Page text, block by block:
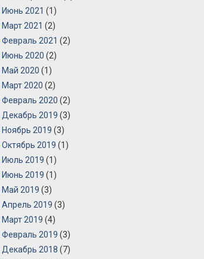
Июнь 2021 (1)
Март 2021 (2)
Февраль 2021 (2)
Июнь 2020 (2)
Май 2020 (1)
Март 2020 (2)
Февраль 2020 (2)
Декабрь 2019 (3)
Ноябрь 2019 (3)
Октябрь 2019 (1)
Июль 2019 (1)
Июнь 2019 (1)
Май 2019 (3)
Апрель 2019 (3)
Март 2019 (4)
Февраль 2019 (3)
Декабрь 2018 (7)